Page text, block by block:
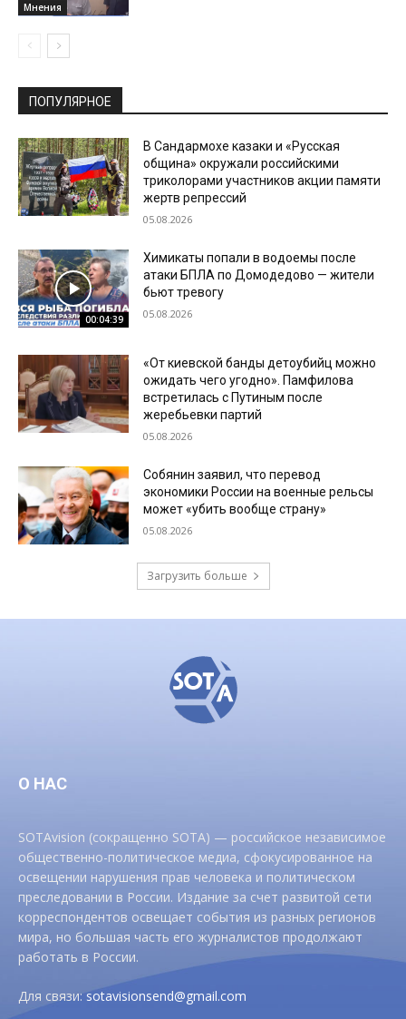
Мнения
ПОПУЛЯРНОЕ
В Сандармохе казаки и «Русская
община» окружали российскими
триколорами участников акции памяти
жертв репрессий
05.08.2026
00:04:39
Химикаты попали в водоемы после
атаки БПЛА по Домодедово — жители
бьют тревогу
05.08.2026
«От киевской банды детоубийц можно
ожидать чего угодно». Памфилова
встретилась с Путиным после
жеребьевки партий
05.08.2026
Собянин заявил, что перевод
экономики России на военные рельсы
может «убить вообще страну»
05.08.2026
Загрузить больше
О НАС
SOTAvision (сокращенно SOTA) — российское независимое
общественно-политическое медиа, сфокусированное на
освещении нарушения прав человека и политическом
преследовании в России. Издание за счет развитой сети
корреспондентов освещает события из разных регионов
мира, но большая часть его журналистов продолжают
работать в России.
Для связи:sotavisionsend@gmail.com